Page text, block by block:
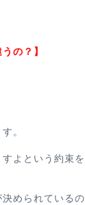
の？】
。
よという約束
められている